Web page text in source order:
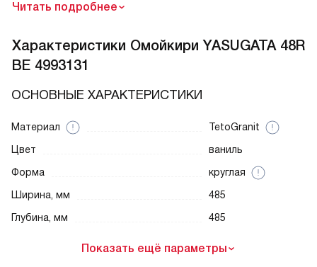
Читать подробнее
Характеристики Омойкири YASUGATA 48R
BE 4993131
ОСНОВНЫЕ ХАРАКТЕРИСТИКИ
Материал
TetoGranit
Цвет
ваниль
Форма
круглая
Ширина, мм
485
Глубина, мм
485
Показать ещё параметры